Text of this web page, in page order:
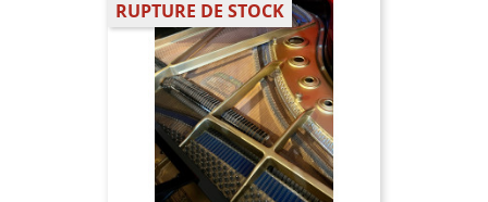
RUPTURE DE STOCK